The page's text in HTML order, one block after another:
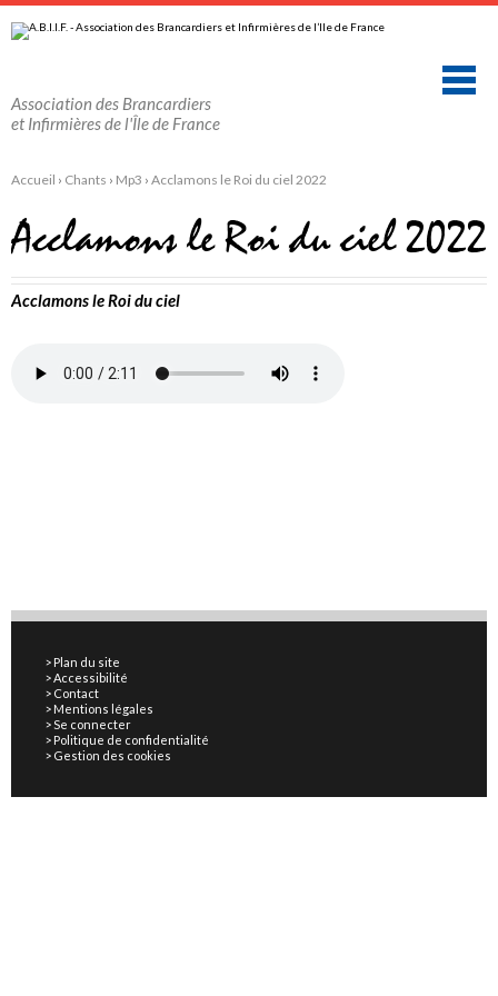
au
contenu.
navigation
personnels
Association des Brancardiers
et Infirmières de l'Île de France
Accueil › Chants › Mp3 › Acclamons le Roi du ciel 2022
Acclamons le Roi du ciel 2022
Acclamons le Roi du ciel
Plan du site
Accessibilité
Contact
Mentions légales
Se connecter
Politique de confidentialité
Gestion des cookies